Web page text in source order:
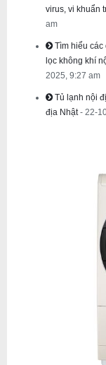
virus, vi khuẩn
am
Tìm hiểu các
lọc không khí
2025, 9:27 am
Tủ lạnh nội
địa Nhật - 22-